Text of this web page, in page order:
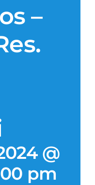
Junta Local Desarrollo
Contacto
–
@
pm